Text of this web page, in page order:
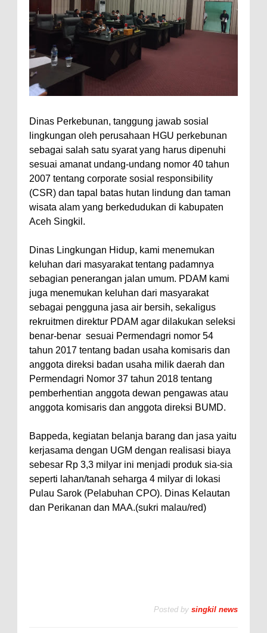
Dinas Perkebunan, tanggung jawab sosial
lingkungan oleh perusahaan HGU perkebunan
sebagai salah satu syarat yang harus dipenuhi
sesuai amanat undang-undang nomor 40 tahun
2007 tentang corporate sosial responsibility
(CSR) dan tapal batas hutan lindung dan taman
wisata alam yang berkedudukan di kabupaten
Aceh Singkil.
Dinas Lingkungan Hidup, kami menemukan
keluhan dari masyarakat tentang padamnya
sebagian penerangan jalan umum. PDAM kami
juga menemukan keluhan dari masyarakat
sebagai pengguna jasa air bersih, sekaligus
rekruitmen direktur PDAM agar dilakukan seleksi
benar-benar sesuai Permendagri nomor 54
tahun 2017 tentang badan usaha komisaris dan
anggota direksi badan usaha milik daerah dan
Permendagri Nomor 37 tahun 2018 tentang
pemberhentian anggota dewan pengawas atau
anggota komisaris dan anggota direksi BUMD.
Bappeda, kegiatan belanja barang dan jasa yaitu
kerjasama dengan UGM dengan realisasi biaya
sebesar Rp 3,3 milyar ini menjadi produk sia-sia
seperti lahan/tanah seharga 4 milyar di lokasi
Pulau Sarok (Pelabuhan CPO). Dinas Kelautan
dan Perikanan dan MAA.(sukri malau/red)
Posted by singkil news